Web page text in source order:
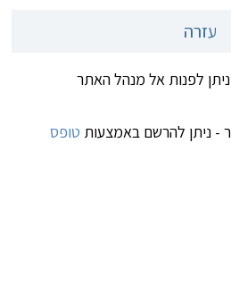
עזרה
לפנות אל מנהל האתר
- ניתן להרשם באמצעות טופס